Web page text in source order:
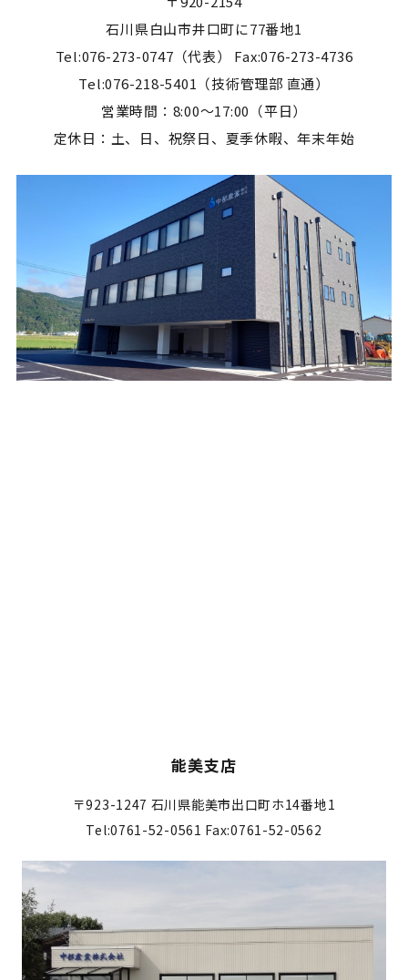
石川県白山市井口町に77番地1
Tel:076-273-0747（代表） Fax:076-273-4736
Tel:076-218-5401（技術管理部 直通）
営業時間：8:00～17:00（平日）
定休日：土、日、祝祭日、夏季休暇、年末年始
能美支店
〒923-1247 石川県能美市出口町ホ14番地1
Tel:0761-52-0561 Fax:0761-52-0562